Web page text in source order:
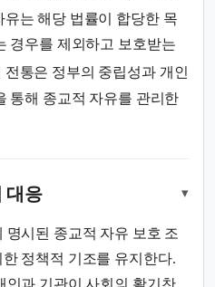
유는 해당 법률이 합당한 목
경우를 제외하고 보호받는
전통은 정부의 중립성과 개인
통해 종교적 자유를 관리한
대응 ▾
명시된 종교적 자유 보호 조
정책적 기조를 유지한다.
인과 기관이 사회의 활기찬